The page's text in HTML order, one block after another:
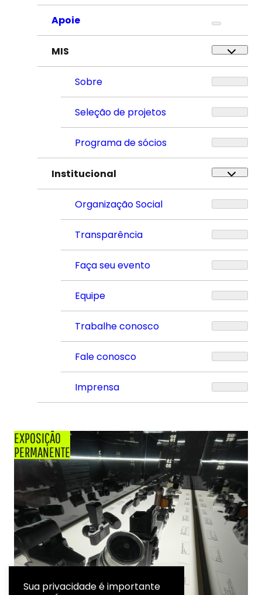
Apoie
MIS
Sobre
Seleção de projetos
Programa de sócios
Institucional
Organização Social
Transparência
Faça seu evento
Equipe
Trabalhe conosco
Fale conosco
Imprensa
EXPOSIÇÃO
PERMANENTE
Sua privacidade é importante